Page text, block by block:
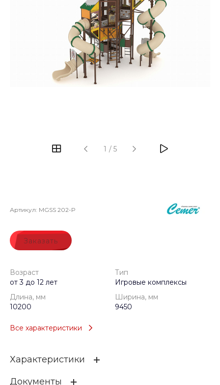
1 / 5
Артикул: MGSS 202-P
Заказать
Возраст
от 3 до 12 лет
Тип
Игровые комплексы
Длина, мм
10200
Ширина, мм
9450
Все характеристики
Характеристики
Документы